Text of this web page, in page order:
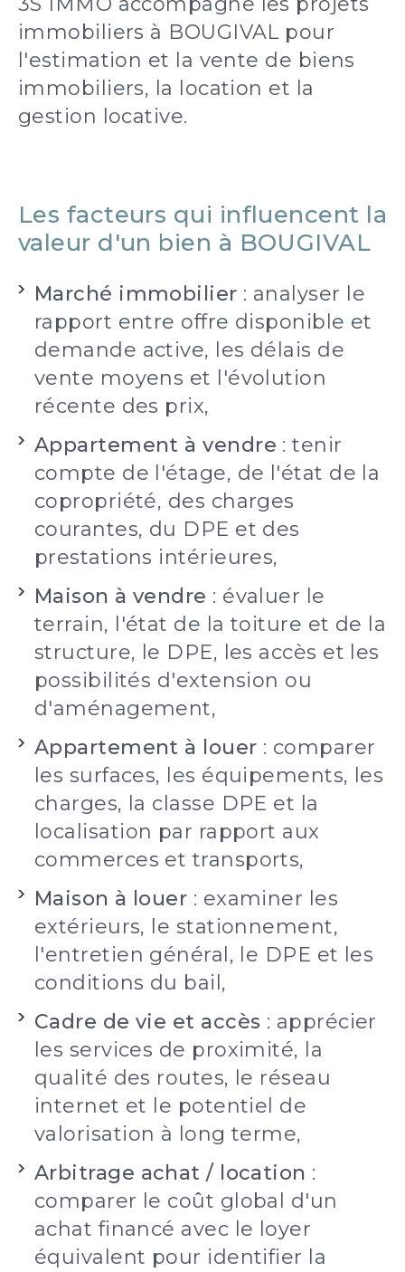
immobiliers à BOUGIVAL pour
l'estimation et la vente de biens
immobiliers, la location et la
gestion locative.
Les facteurs qui influencent la
valeur d'un bien à BOUGIVAL
Marché immobilier : analyser le
rapport entre offre disponible et
demande active, les délais de
vente moyens et l'évolution
récente des prix,
Appartement à vendre : tenir
compte de l'étage, de l'état de la
copropriété, des charges
courantes, du DPE et des
prestations intérieures,
Maison à vendre : évaluer le
terrain, l'état de la toiture et de la
structure, le DPE, les accès et les
possibilités d'extension ou
d'aménagement,
Appartement à louer : comparer
les surfaces, les équipements, les
charges, la classe DPE et la
localisation par rapport aux
commerces et transports,
Maison à louer : examiner les
extérieurs, le stationnement,
l'entretien général, le DPE et les
conditions du bail,
Cadre de vie et accès : apprécier
les services de proximité, la
qualité des routes, le réseau
internet et le potentiel de
valorisation à long terme,
Arbitrage achat / location :
comparer le coût global d'un
achat financé avec le loyer
équivalent pour identifier la